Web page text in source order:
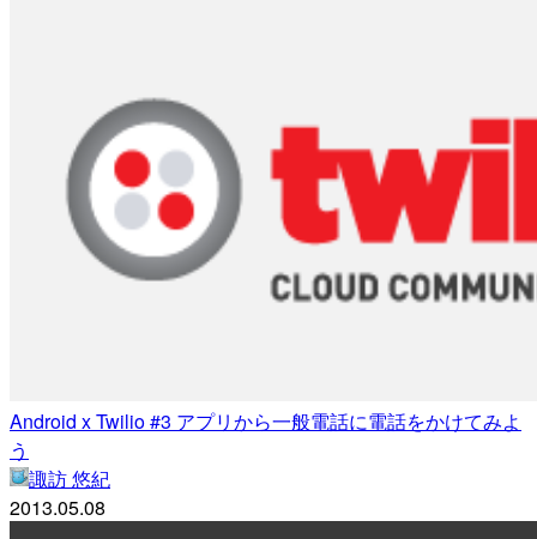
Android x Twilio #3 アプリから一般電話に電話をかけてみよ
う
諏訪 悠紀
2013.05.08